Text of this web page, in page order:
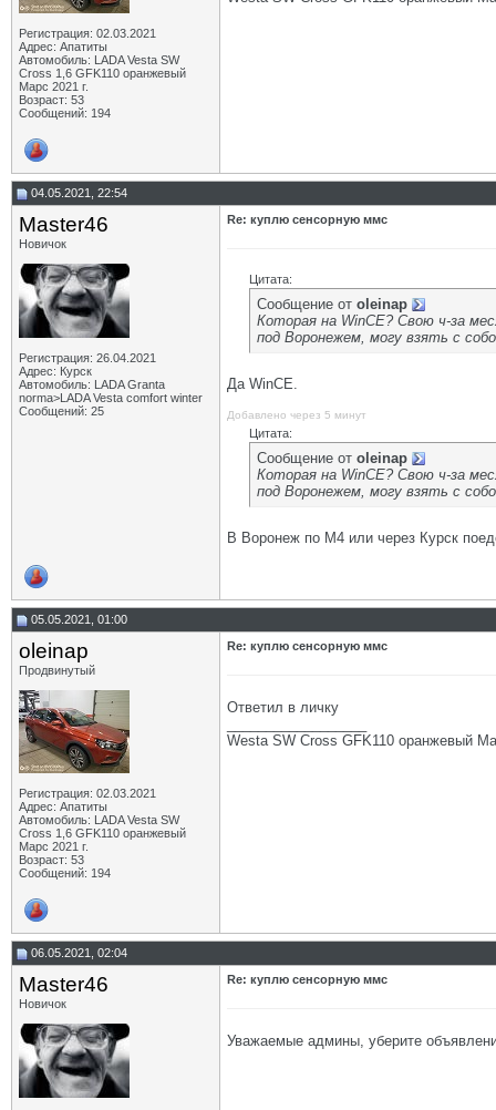
Регистрация: 02.03.2021
Адрес: Апатиты
Автомобиль: LADA Vesta SW
Cross 1,6 GFK110 оранжевый
Марс 2021 г.
Возраст: 53
Сообщений: 194
04.05.2021, 22:54
Master46
Новичок
Регистрация: 26.04.2021
Адрес: Курск
Автомобиль: LADA Granta
norma>LADA Vesta comfort winter
Сообщений: 25
Re: куплю сенсорную ммс
Цитата:
Сообщение от oleinap
Которая на WinCE? Свою ч-за
под Воронежем, могу взять с
Да WinCE.
Добавлено через 5 минут
Цитата:
Сообщение от oleinap
Которая на WinCE? Свою ч-за
под Воронежем, могу взять с
В Воронеж по М4 или через Курск
05.05.2021, 01:00
oleinap
Продвинутый
Регистрация: 02.03.2021
Адрес: Апатиты
Автомобиль: LADA Vesta SW
Cross 1,6 GFK110 оранжевый
Марс 2021 г.
Возраст: 53
Сообщений: 194
Re: куплю сенсорную ммс
Ответил в личку
Westa SW Cross GFK110 оранжевый
06.05.2021, 02:04
Master46
Новичок
Re: куплю сенсорную ммс
Уважаемые админы, уберите